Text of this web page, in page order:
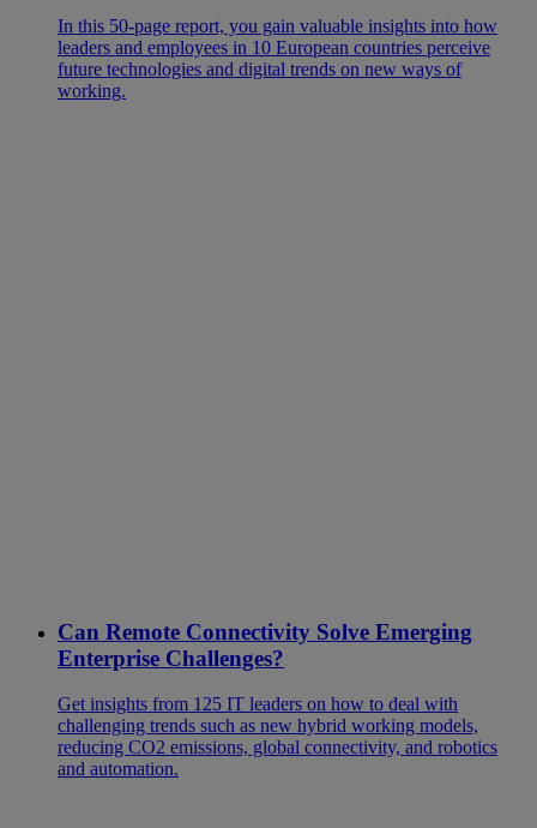
In this 50-page report, you gain valuable insights into how
leaders and employees in 10 European countries perceive
future technologies and digital trends on new ways of
working.
Can Remote Connectivity Solve Emerging
Enterprise Challenges?
Get insights from 125 IT leaders on how to deal with
challenging trends such as new hybrid working models,
reducing CO2 emissions, global connectivity, and robotics
and automation.